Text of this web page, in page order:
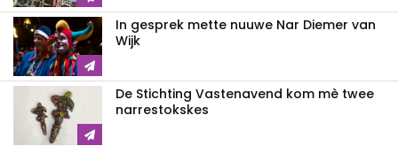
In gesprek mette nuuwe Nar Diemer van
Wijk
De Stichting Vastenavend kom mè twee
narrestokskes